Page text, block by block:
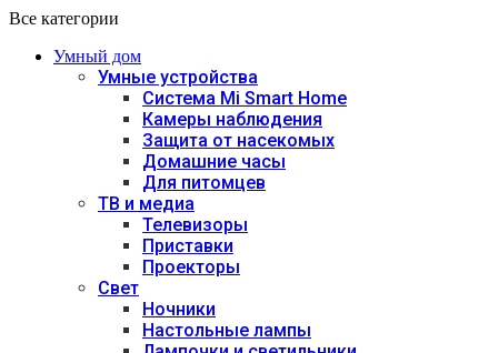
Все категории
Умный дом
Умные устройства
Система Mi Smart Home
Камеры наблюдения
Защита от насекомых
Домашние часы
Для питомцев
ТВ и медиа
Телевизоры
Приставки
Проекторы
Свет
Ночники
Настольные лампы